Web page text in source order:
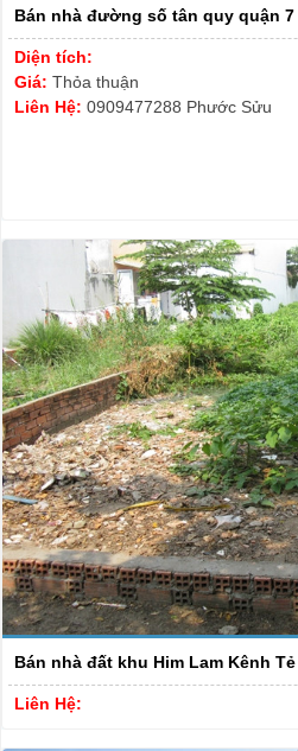
Bán nhà đường số tân quy quận 7
Diện tích:
Giá: Thỏa thuận
Liên Hệ: 0909477288 Phước Sửu
Bán nhà đất khu Him Lam Kênh
Liên Hệ: